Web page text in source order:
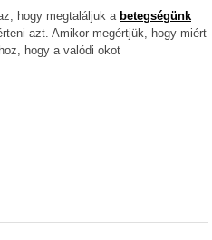
hogy megtaláljuk a betegségünk
azt. Amikor megértjük, hogy miért
hogy a valódi okot